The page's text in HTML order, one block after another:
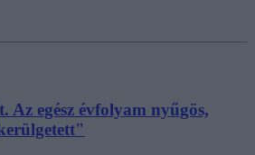
Az egész évfolyam nyűgös,